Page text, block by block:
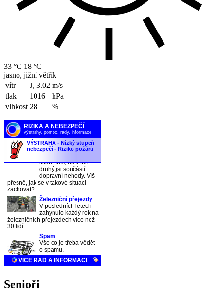
33 °C 18 °C
jasno, jižní větřík
vítr
J, 3.02 m/s
tlak
1016
hPa
vlhkost 28 %
Senioři